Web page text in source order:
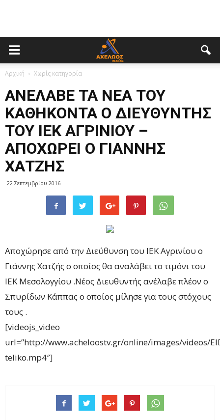
Αρχική Χωρίς κατηγορία
ΑΝΕΛΑΒΕ ΤΑ ΝΕΑ ΤΟΥ
ΚΑΘΗΚΟΝΤΑ Ο ΔΙΕΥΘΥΝΤΗΣ
ΤΟΥ ΙΕΚ ΑΓΡΙΝΙΟΥ –
ΑΠΟΧΩΡΕΙ Ο ΓΙΑΝΝΗΣ
ΧΑΤΖΗΣ
22 Σεπτεμβρίου 2016
Αποχώρησε από την Διεύθυνση του ΙΕΚ Αγρινίου ο
Γιάννης Χατζής ο οποίος θα αναλάβει το τιμόνι του
ΙΕΚ Μεσολογγίου .Νέος Διευθυντής ανέλαβε πλέον ο
Σπυρίδων Κάππας ο οποίος μίλησε για τους στόχους
τους .
[videojs_video
url=”http://www.acheloostv.gr/online/images/videos/
teliko.mp4″]